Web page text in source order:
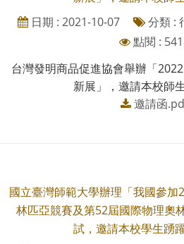
日期 : 2021-10-07
分類 :
點閱 :
台灣發明商品促進協會舉辦「
新展」，邀請本校師
邀請函
國立臺灣師範大學辦理「我國參
林匹亞競賽及第52屆國際物理奧
試，邀請本校學生踴